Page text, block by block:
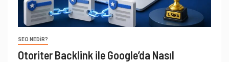
SEO NEDIR?
Otoriter Backlink ile Google’da Nasıl